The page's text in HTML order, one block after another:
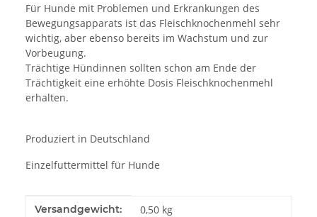
Für Hunde mit Problemen und Erkrankungen des
Bewegungsapparats ist das Fleischknochenmehl sehr
wichtig, aber ebenso bereits im Wachstum und zur
Vorbeugung.
Trächtige Hündinnen sollten schon am Ende der
Trächtigkeit eine erhöhte Dosis Fleischknochenmehl
erhalten.
Produziert in Deutschland
Einzelfuttermittel für Hunde
Produkteigenschaft
Wert
Versandgewicht: 0,50 kg